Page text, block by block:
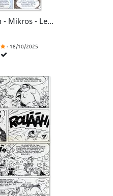
Jean-Yves Mitton - Mikros - Le Maître du PSI - Titans no 62 - planche originale n°4 - comic art
- 18/10/2025